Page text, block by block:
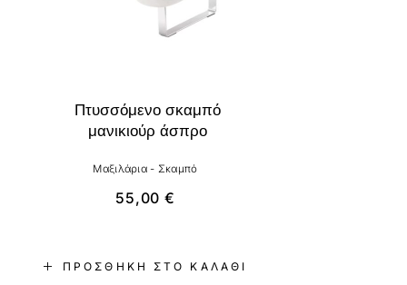
ΠΡΟΣΘΉΚΗ ΣΤΟ ΚΑΛΆΘΙ
Πτυσσόμενο σκαμπό
μανικιούρ άσπρο
Μαξιλάρια - Σκαμπό
55,00 €